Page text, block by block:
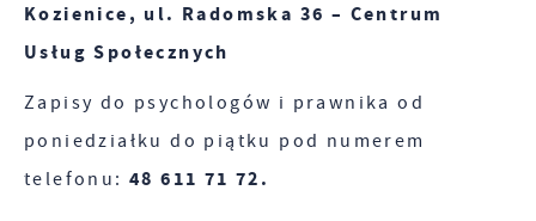
Kozienice, ul. Radomska 36 – Centrum
Usług Społecznych
Zapisy do psychologów i prawnika od
poniedziałku do piątku pod numerem
telefonu:48 611 71 72.